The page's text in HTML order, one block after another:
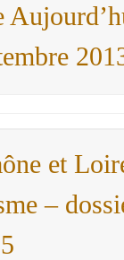
et
–